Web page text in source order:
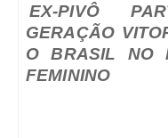
EX-PIVÔ
GERAÇÃO
O BRASIL NO
FEMININO